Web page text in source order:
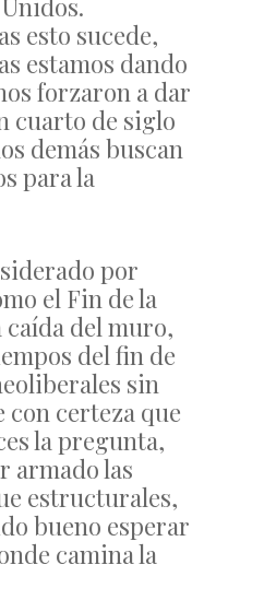
esto sucede,
estamos dando
forzaron a dar
cuarto de siglo
demás buscan
para la
por
el Fin de la
del muro,
del fin de
sin
con certeza que
la pregunta,
armado las
estructurales,
bueno esperar
camina la